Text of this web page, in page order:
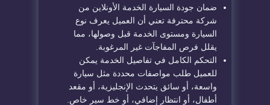
ضمان جودة السيارة الخدمة الأونلاين من
شركة محترفة تعني أن العميل يعرف نوع
السيارة ومستوى الخدمة قبل وصولها، مما
يقلل فرص المفاجآت غير المرغوبة.
التحكم الكامل في تفاصيل الخدمة يمكن
للعميل طلب مواصفات محددة مثل سيارة
واسعة، أو سائق يتحدث الإنجليزية، أو مقعد
أطفال، أو انتظار إضافي، أو خط سير خاص.